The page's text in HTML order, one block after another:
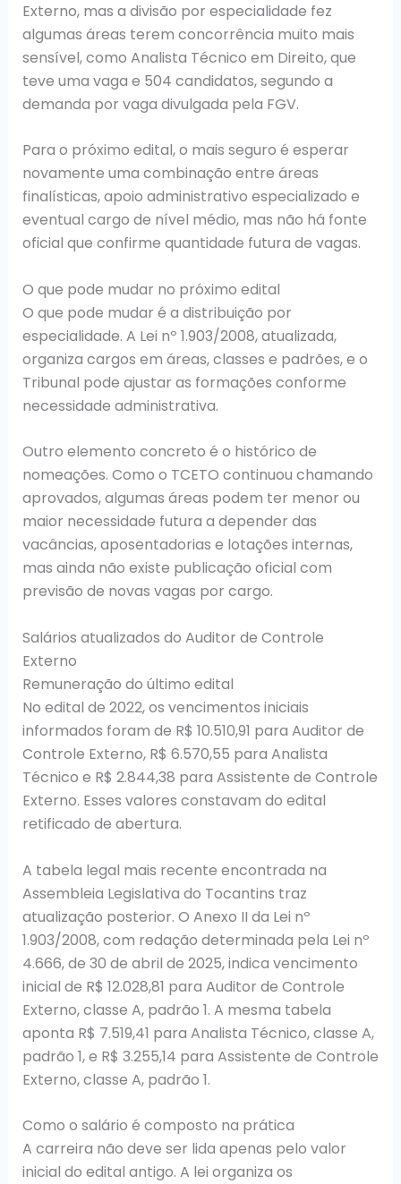
Externo, mas a divisão por especialidade fez
algumas áreas terem concorrência muito mais
sensível, como Analista Técnico em Direito, que
teve uma vaga e 504 candidatos, segundo a
demanda por vaga divulgada pela FGV.
Para o próximo edital, o mais seguro é esperar
novamente uma combinação entre áreas
finalísticas, apoio administrativo especializado e
eventual cargo de nível médio, mas não há fonte
oficial que confirme quantidade futura de vagas.
O que pode mudar no próximo edital
O que pode mudar é a distribuição por
especialidade. A Lei nº 1.903/2008, atualizada,
organiza cargos em áreas, classes e padrões, e o
Tribunal pode ajustar as formações conforme
necessidade administrativa.
Outro elemento concreto é o histórico de
nomeações. Como o TCETO continuou chamando
aprovados, algumas áreas podem ter menor ou
maior necessidade futura a depender das
vacâncias, aposentadorias e lotações internas,
mas ainda não existe publicação oficial com
previsão de novas vagas por cargo.
Salários atualizados do Auditor de Controle
Externo
Remuneração do último edital
No edital de 2022, os vencimentos iniciais
informados foram de R$ 10.510,91 para Auditor de
Controle Externo, R$ 6.570,55 para Analista
Técnico e R$ 2.844,38 para Assistente de Controle
Externo. Esses valores constavam do edital
retificado de abertura.
A tabela legal mais recente encontrada na
Assembleia Legislativa do Tocantins traz
atualização posterior. O Anexo II da Lei nº
1.903/2008, com redação determinada pela Lei nº
4.666, de 30 de abril de 2025, indica vencimento
inicial de R$ 12.028,81 para Auditor de Controle
Externo, classe A, padrão 1. A mesma tabela
aponta R$ 7.519,41 para Analista Técnico, classe A,
padrão 1, e R$ 3.255,14 para Assistente de Controle
Externo, classe A, padrão 1.
Como o salário é composto na prática
A carreira não deve ser lida apenas pelo valor
inicial do edital antigo. A lei organiza os